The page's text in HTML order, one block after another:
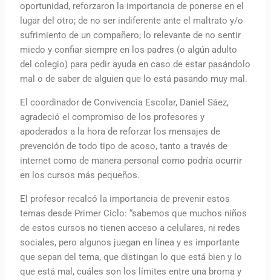
oportunidad, reforzaron la importancia de ponerse en el
lugar del otro; de no ser indiferente ante el maltrato y/o
sufrimiento de un compañero; lo relevante de no sentir
miedo y confiar siempre en los padres (o algún adulto
del colegio) para pedir ayuda en caso de estar pasándolo
mal o de saber de alguien que lo está pasando muy mal.
El coordinador de Convivencia Escolar, Daniel Sáez,
agradeció el compromiso de los profesores y
apoderados a la hora de reforzar los mensajes de
prevención de todo tipo de acoso, tanto a través de
internet como de manera personal como podría ocurrir
en los cursos más pequeños.
El profesor recalcó la importancia de prevenir estos
temas desde Primer Ciclo: “sabemos que muchos niños
de estos cursos no tienen acceso a celulares, ni redes
sociales, pero algunos juegan en línea y es importante
que sepan del tema, que distingan lo que está bien y lo
que está mal, cuáles son los límites entre una broma y